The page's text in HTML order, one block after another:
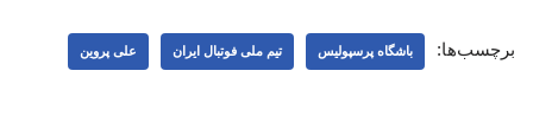
برچسب‌ها: باشگاه پرسپولیس تیم ملی فوتبال ایران علی پروین